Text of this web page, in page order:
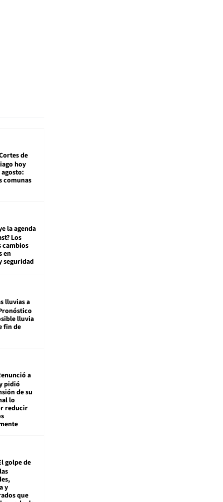
de
hoy
agosto:
comunas
la agenda
Los
cambios
en
seguridad
lluvias a
lluvia
fin de
a
pidió
de su
lo
reducir
golpe de
y
que